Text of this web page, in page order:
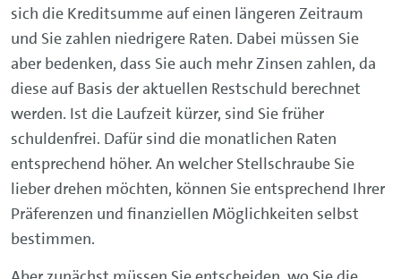
sich die Kreditsumme auf einen längeren Zeitraum
und Sie zahlen niedrigere Raten. Dabei müssen Sie
aber bedenken, dass Sie auch mehr Zinsen zahlen, da
diese auf Basis der aktuellen Restschuld berechnet
werden. Ist die Laufzeit kürzer, sind Sie früher
schuldenfrei. Dafür sind die monatlichen Raten
entsprechend höher. An welcher Stellschraube Sie
lieber drehen möchten, können Sie entsprechend Ihrer
Präferenzen und finanziellen Möglichkeiten selbst
bestimmen.